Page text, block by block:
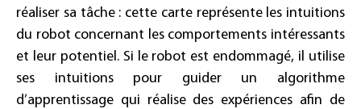
réaliser sa tâche : cette carte représente les intuitions
du robot concernant les comportements intéressants
et leur potentiel. Si le robot est endommagé, il utilise
ses intuitions pour guider un algorithme
d’apprentissage qui réalise des expériences afin de